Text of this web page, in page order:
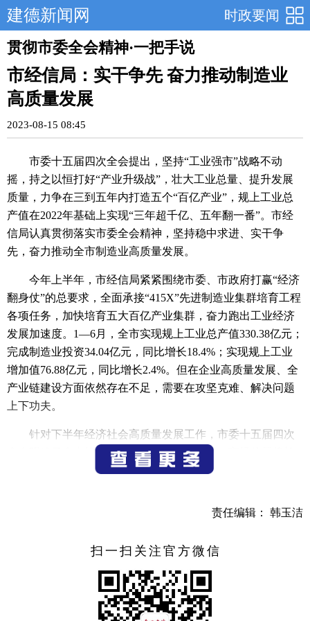
时政要闻
建德新闻网
贯彻市委全会精神·一把手说
市经信局：实干争先 奋力推动制造业
高质量发展
2023-08-15 08:45
市委十五届四次全会提出，坚持“工业强市”战略不动
摇，持之以恒打好“产业升级战”，壮大工业总量、提升发展
质量，力争在三到五年内打造五个“百亿产业”，规上工业总
产值在2022年基础上实现“三年超千亿、五年翻一番”。市经
信局认真贯彻落实市委全会精神，坚持稳中求进、实干争
先，奋力推动全市制造业高质量发展。
今年上半年，市经信局紧紧围绕市委、市政府打赢“经济
翻身仗”的总要求，全面承接“415X”先进制造业集群培育工程
各项任务，加快培育五大百亿产业集群，奋力跑出工业经济
发展加速度。1—6月，全市实现规上工业总产值330.38亿元；
完成制造业投资34.04亿元，同比增长18.4%；实现规上工业
增加值76.88亿元，同比增长2.4%。但在企业高质量发展、全
产业链建设方面依然存在不足，需要在攻坚克难、解决问题
上下功夫。
针对下半年经济社会高质量发展工作，市委十五届四次
全会明确了全力焕发三次产业之力等新要求。市经信局将切
实把思想和行动统一到市委全会精神上来，紧盯年度目标任
市经信局党组书记、局长林益平表示，下半年，市经信
面高质量发展的要求和产业结构亟待优化的巨大挑战，为全
市经济高质量发展作出更多贡献。要全力以赴在经济指标稳
进提质上扛重担，全面投身“五大会战”，力争完成主体指
标，持续推进重大工业项目；全力以赴在产业链生态圈建设
责任编辑： 韩玉洁
扫一扫关注官方微信